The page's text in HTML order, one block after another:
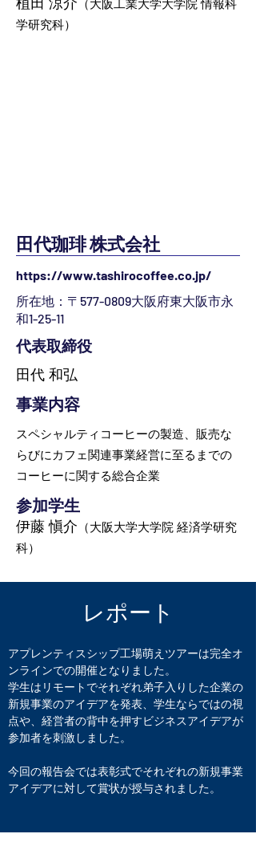
（大阪工業大学大学院 情報科
学研究科）
田代珈琲 株式会社
https://www.tashirocoffee.co.jp/
所在地：〒577-0809大阪府東大阪市永
和1-25-11
代表取締役
田代 和弘
事業内容
スペシャルティコーヒーの製造、販売な
らびにカフェ関連事業経営に至るまでの
コーヒーに関する総合企業
参加学生
伊藤 愼介 （大阪大学大学院 経済学研究
科）
レポート
アプレンティスシップ工場萌えツアーは完全オ
ンラインでの開催となりました。
学生はリモートでそれぞれ弟子入りした企業の
新規事業のアイデアを発表、学生ならではの視
点や、経営者の背中を押すビジネスアイデアが
参加者を刺激しました。
今回の報告会では表彰式でそれぞれの新規事業
アイデアに対して賞状が授与されました。